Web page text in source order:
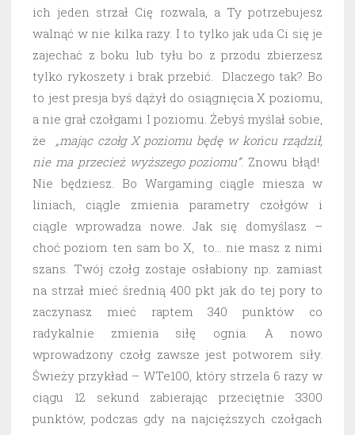
ich jeden strzał Cię rozwala, a Ty potrzebujesz
walnąć w nie kilka razy. I to tylko jak uda Ci się je
zajechać z boku lub tyłu bo z przodu zbierzesz
tylko rykoszety i brak przebić. Dlaczego tak? Bo
to jest presja byś dążył do osiągnięcia X poziomu,
a nie grał czołgami I poziomu. Żebyś myślał sobie,
że „mając czołg X poziomu będę w końcu rządził,
nie ma przecież wyższego poziomu”. Znowu błąd!
Nie będziesz. Bo Wargaming ciągle miesza w
liniach, ciągle zmienia parametry czołgów i
ciągle wprowadza nowe. Jak się domyślasz –
choć poziom ten sam bo X, to… nie masz z nimi
szans. Twój czołg zostaje osłabiony np. zamiast
na strzał mieć średnią 400 pkt jak do tej pory to
zaczynasz mieć raptem 340 punktów co
radykalnie zmienia siłę ognia. A nowo
wprowadzony czołg zawsze jest potworem siły.
Świeży przykład – WTe100, który strzela 6 razy w
ciągu 12 sekund zabierając przeciętnie 3300
punktów, podczas gdy na najcięższych czołgach